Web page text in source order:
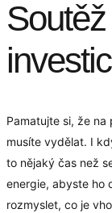
Pamatujte si, že
musíte vydělat. I
to nějaký čas než
energie, abyste ho
rozmyslet, co je